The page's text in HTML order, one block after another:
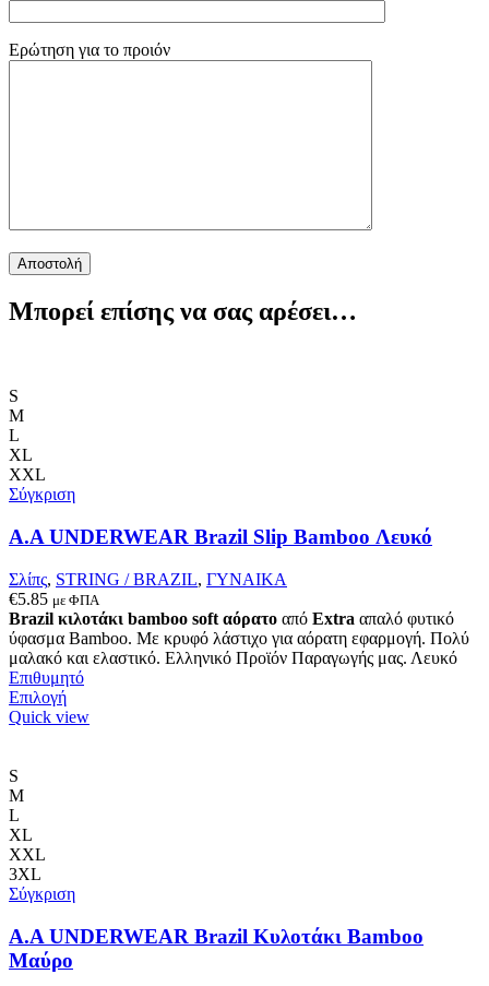
Ερώτηση για το προιόν
Μπορεί επίσης να σας αρέσει…
S
M
L
XL
XXL
Σύγκριση
A.A UNDERWEAR Brazil Slip Bamboo Λευκό
Σλίπς, STRING / BRAZIL, ΓΥΝΑΙΚΑ
€5.85 με ΦΠΑ
Brazil κιλοτάκι bamboo soft αόρατο από Extra απαλό φυτικό
ύφασμα Bamboo. Με κρυφό λάστιχο για αόρατη εφαρμογή. Πολύ
μαλακό και ελαστικό. Ελληνικό Προϊόν Παραγωγής μας. Λευκό
Επιθυμητό
ΕπιλογήΑυτό
το
επιλεγούν
σελίδα
του
προϊόντος
Quick view
S
M
L
XL
XXL
3XL
Σύγκριση
A.A UNDERWEAR Brazil Κυλοτάκι Bamboo
Μαύρο